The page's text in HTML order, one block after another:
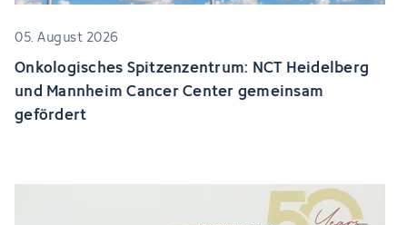
05. August 2026
Onkologisches Spitzenzentrum: NCT Heidelberg
und Mannheim Cancer Center gemeinsam
gefördert